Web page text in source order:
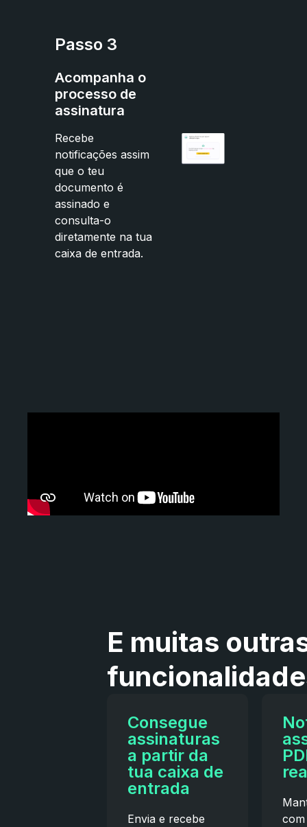
Passo 3
Acompanha o
processo de
assinatura
Recebe
notificações assim
que o teu
documento é
assinado e
consulta-o
diretamente na tua
caixa de entrada.
E muitas
Consegue
assinaturas
a partir da
tua caixa de
entrada
Envia e recebe